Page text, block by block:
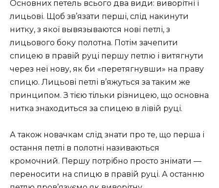
Основних петель всього два види: виворітні і
лицьові. Щоб зв’язати перші, слід накинути
нитку, з якої вывязываются нові петлі, з
лицьового боку полотна. Потім зачепити
спицею в правій руці першу петлю і витягнути
через неї нову, як би «перетягнувши» на праву
спицю. Лицьові петлі в’яжуться за таким же
принципом. З тією тільки різницею, що основна
нитка знаходиться за спицею в лівій руці.
А також новачкам слід знати про те, що перша і
остання петлі в полотні називаються
кромочний. Першу потрібно просто знімати —
переносити на спицю в правій руці. А останню